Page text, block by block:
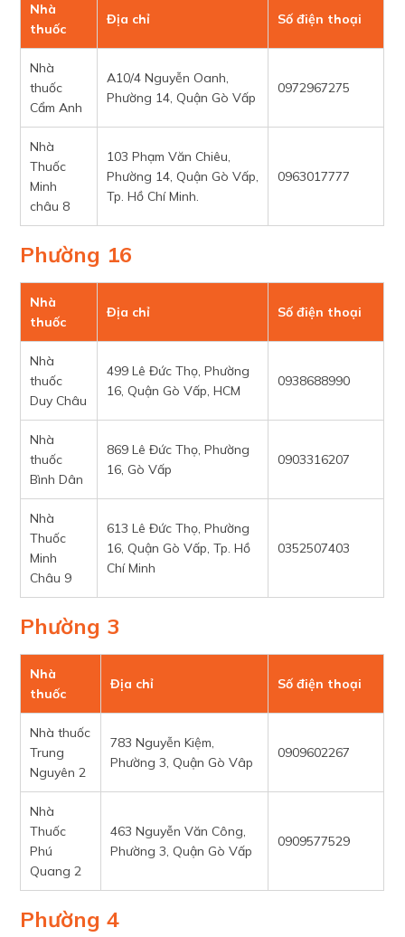
Nhà
thuốc
Địa chỉ Số điện thoại
Nhà
thuốc
Cẩm Anh
A10/4 Nguyễn Oanh,
Phường 14, Quận Gò Vấp
0972967275
Nhà
Thuốc
Minh
châu 8
103 Phạm Văn Chiêu,
Phường 14, Quận Gò Vấp,
Tp. Hồ Chí Minh.
0963017777
Phường 16
Nhà
thuốc
Địa chỉ Số điện thoại
Nhà
thuốc
Duy Châu
499 Lê Đức Thọ, Phường
16, Quận Gò Vấp, HCM
0938688990
Nhà
thuốc
Bình Dân
869 Lê Đức Thọ, Phường
16, Gò Vấp
0903316207
Nhà
Thuốc
Minh
Châu 9
613 Lê Đức Thọ, Phường
16, Quận Gò Vấp, Tp. Hồ
Chí Minh
0352507403
Phường 3
Nhà
thuốc
Địa chỉ Số điện thoại
Nhà thuốc
Trung
Nguyên 2
783 Nguyễn Kiệm,
Phường 3, Quận Gò Vâp
0909602267
Nhà
Thuốc
Phú
Quang 2
463 Nguyễn Văn Công,
Phường 3, Quận Gò Vấp
0909577529
Phường 4